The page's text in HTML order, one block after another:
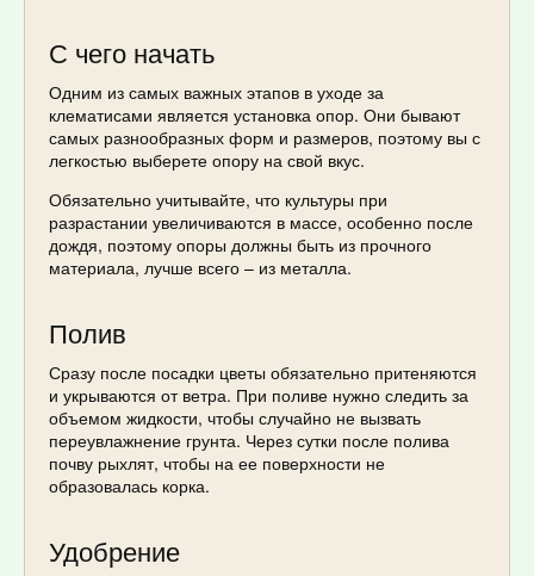
С чего начать
Одним из самых важных этапов в уходе за
клематисами является установка опор. Они бывают
самых разнообразных форм и размеров, поэтому вы с
легкостью выберете опору на свой вкус.
Обязательно учитывайте, что культуры при
разрастании увеличиваются в массе, особенно после
дождя, поэтому опоры должны быть из прочного
материала, лучше всего – из металла.
Полив
Сразу после посадки цветы обязательно притеняются
и укрываются от ветра. При поливе нужно следить за
объемом жидкости, чтобы случайно не вызвать
переувлажнение грунта. Через сутки после полива
почву рыхлят, чтобы на ее поверхности не
образовалась корка.
Удобрение